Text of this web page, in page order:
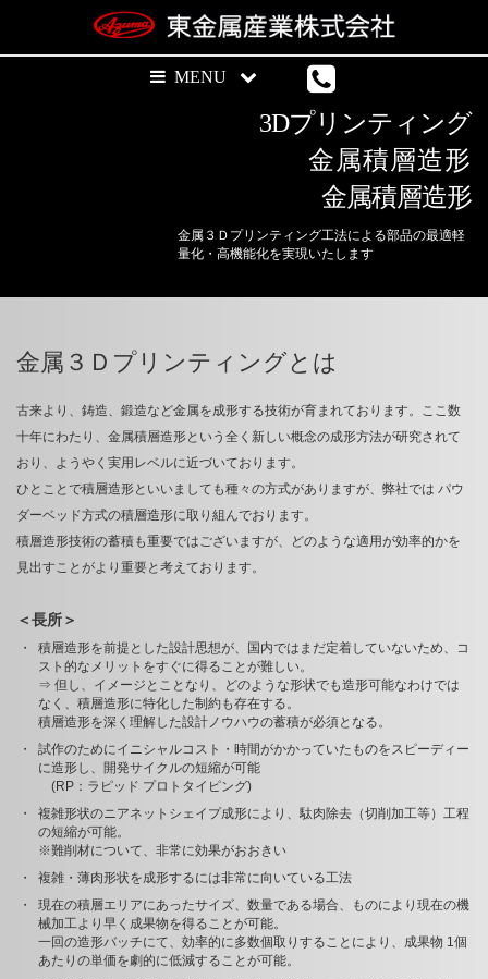
3Dプリンティング
金属積層造形
金属積層造形
金属３Ｄプリンティング工法による部品の最適軽
量化・高機能化を実現いたします
金属３Ｄプリンティングとは
古来より、鋳造、鍛造など金属を成形する技術が育まれております。ここ数
十年にわたり、金属積層造形という全く新しい概念の成形方法が研究されて
おり、ようやく実用レベルに近づいております。
ひとことで積層造形といいましても種々の方式がありますが、弊社では パウ
ダーベッド方式の積層造形に取り組んでおります。
積層造形技術の蓄積も重要ではございますが、どのような適用が効率的かを
見出すことがより重要と考えております。
＜長所＞
積層造形を前提とした設計思想が、国内ではまだ定着していないため、コ
スト的なメリットをすぐに得ることが難しい。
⇒ 但し、イメージとことなり、どのような形状でも造形可能なわけでは
なく、積層造形に特化した制約も存在する。
積層造形を深く理解した設計ノウハウの蓄積が必須となる。
試作のためにイニシャルコスト・時間がかかっていたものをスピーディー
に造形し、開発サイクルの短縮が可能
(RP：ラピッド プロトタイピング)
複雑形状のニアネットシェイプ成形により、駄肉除去（切削加工等）工程
の短縮が可能。
※難削材について、非常に効果がおおきい
複雑・薄肉形状を成形するには非常に向いている工法
現在の積層エリアにあったサイズ、数量である場合、ものにより現在の機
械加工より早く成果物を得ることが可能。
一回の造形バッチにて、効率的に多数個取りすることにより、成果物 1個
あたりの単価を劇的に低減することが可能。